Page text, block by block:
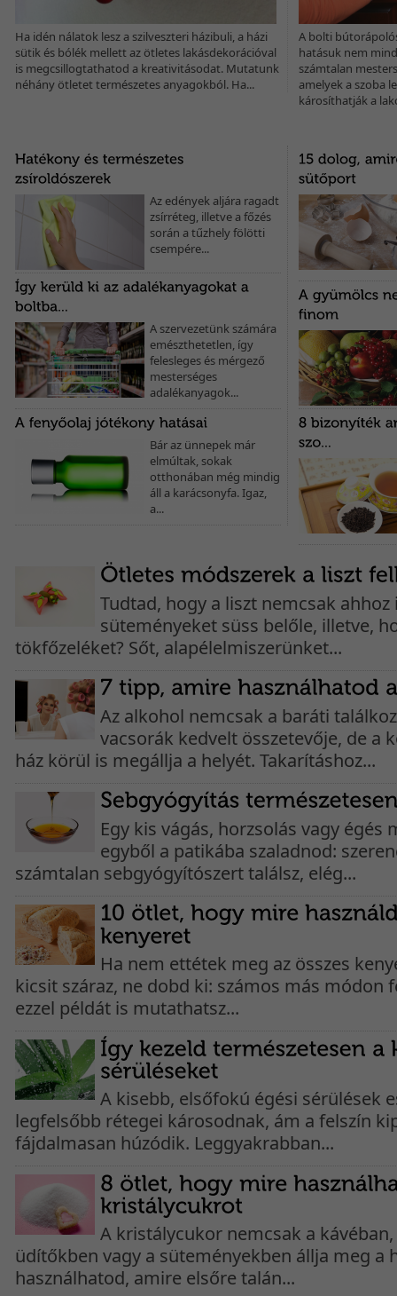
Ha idén nálatok lesz a szilveszteri házibuli, a házi
sütik és bólék mellett az ötletes lakásdekorációval
is megcsillogtathatod a kreativitásodat. Mutatunk
néhány ötletet természetes anyagokból. Ha...
A bolti
hatásuk nem
számtalan
amelyek a szoba
károsíthatják a
Az edények aljára ragadt
zsírréteg, illetve a főzés
során a tűzhely fölötti
csempére...
A szervezetünk számára
emészthetetlen, így
felesleges és mérgező
mesterséges
adalékanyagok...
Bár az ünnepek már
elmúltak, sokak
otthonában még mindig
áll a karácsonyfa. Igaz,
a...
Tudtad, hogy a liszt nemcsak
süteményeket süss belőle, illetve,
tökfőzeléket? Sőt, alapélelmiszerünket...
Az alkohol nemcsak a baráti
vacsorák kedvelt összetevője, de a
ház körül is megállja a helyét. Takarításhoz...
Egy kis vágás, horzsolás vagy égés
egyből a patikába szaladnod:
számtalan sebgyógyítószert találsz, elég...
Ha nem ettétek meg az összes
kicsit száraz, ne dobd ki: számos más módon
ezzel példát is mutathatsz...
A kisebb, elsőfokú égési sérülések
legfelsőbb rétegei károsodnak, ám a felszín
fájdalmasan húzódik. Leggyakrabban...
A kristálycukor nemcsak a kávéban,
üdítőkben vagy a süteményekben állja meg a
használhatod, amire elsőre talán...